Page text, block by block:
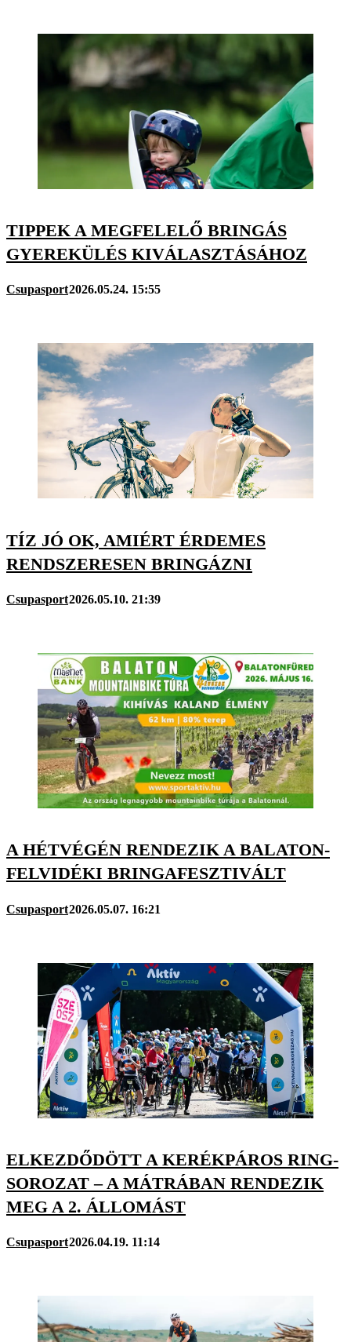
TIPPEK A MEGFELELŐ BRINGÁS
GYEREKÜLÉS KIVÁLASZTÁSÁHOZ
Csupasport2026.05.24. 15:55
TÍZ JÓ OK, AMIÉRT ÉRDEMES
RENDSZERESEN BRINGÁZNI
Csupasport2026.05.10. 21:39
A HÉTVÉGÉN RENDEZIK A BALATON-
FELVIDÉKI BRINGAFESZTIVÁLT
Csupasport2026.05.07. 16:21
ELKEZDŐDÖTT A KERÉKPÁROS RING-
SOROZAT – A MÁTRÁBAN RENDEZIK
MEG A 2. ÁLLOMÁST
Csupasport2026.04.19. 11:14